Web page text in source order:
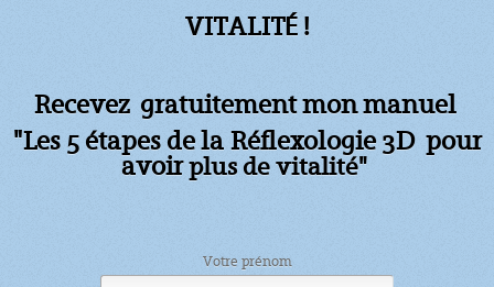
VITALITÉ !
Recevez gratuitement mon manuel
"Les 5 étapes de la Réflexologie 3D pour
avoirplus de vitalité"
Votre prénom